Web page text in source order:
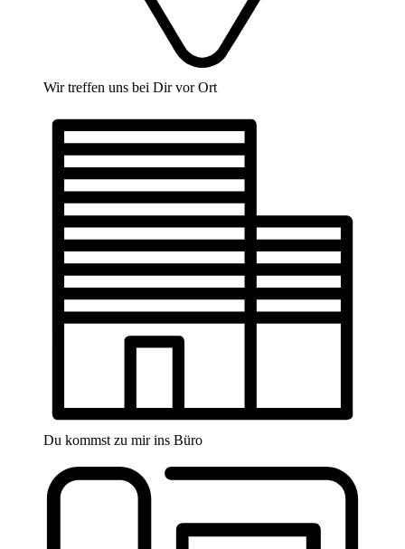
Wir treffen uns bei Dir vor Ort
Du kommst zu mir ins Büro